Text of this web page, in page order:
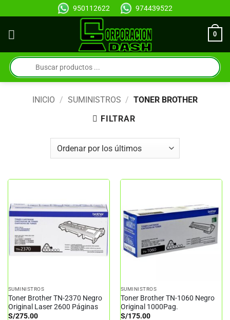
al
contenido
950112622 974439522
0
Búsqueda
de
productos
INICIO / SUMINISTROS / TONER BROTHER
FILTRAR
SUMINISTROS
Toner Brother TN-2370 Negro
Original Laser 2600 Páginas
S/275.00
SUMINISTROS
Toner Brother TN-1060 Negro
Original 1000Pag.
S/175.00